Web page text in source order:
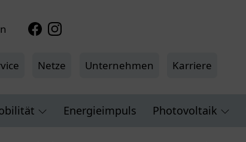
FacebookInstagram
Netze Unternehmen Karriere
Energieimpuls Photovoltaik